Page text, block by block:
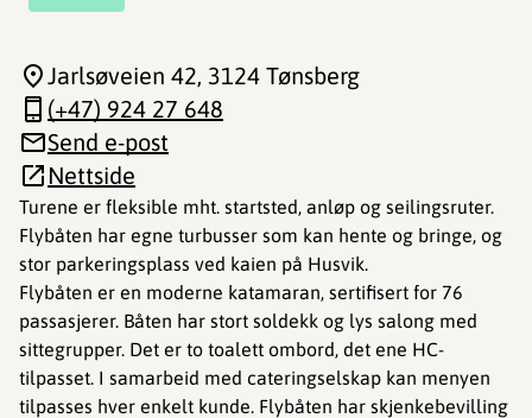
Turene er fleksible mht. startsted, anløp og seilingsruter.
Flybåten har egne turbusser som kan hente og bringe, og
stor parkeringsplass ved kaien på Husvik.
Flybåten er en moderne katamaran, sertifisert for 76
passasjerer. Båten har stort soldekk og lys salong med
sittegrupper. Det er to toalett ombord, det ene HC-
tilpasset. I samarbeid med cateringselskap kan menyen
tilpasses hver enkelt kunde. Flybåten har skjenkebevilling
Jarlsøveien 42, 3124 Tønsberg
(+47) 924 27 648
Send e-post
Nettside